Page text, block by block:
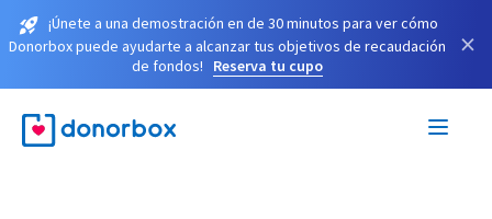
¡Únete a una demostración en de 30 minutos para ver cómo
Donorbox puede ayudarte a alcanzar tus objetivos de recaudación
de fondos!
Reserva tu cupo
×